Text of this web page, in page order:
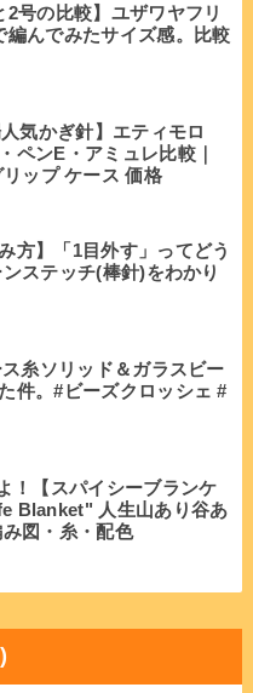
号の比較】ユザワヤフリ
編んでみたサイズ感。比較
気かぎ針】エティモロ
ペンE・アミュレ比較｜
ップ ケース 価格
方】「1目外す」ってどう
ステッチ(棒針)をわかり
糸ソリッド＆ガラスビー
件。#ビーズクロッシェ #
！【スパイシーブランケ
Blanket" 人生山あり谷あ
図・糸・配色